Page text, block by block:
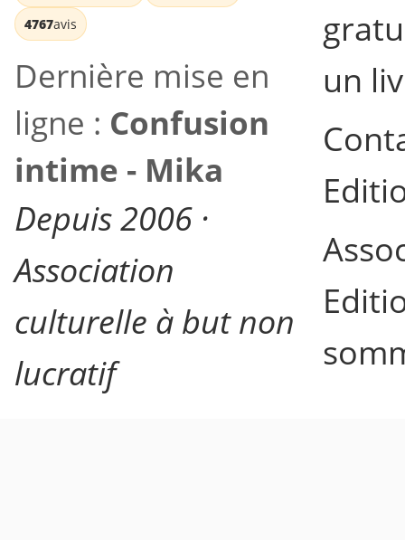
4767avis
Dernière mise en
ligne : Confusion
intime - Mika
Depuis 2006 ·
Association
culturelle à but non
lucratif
un